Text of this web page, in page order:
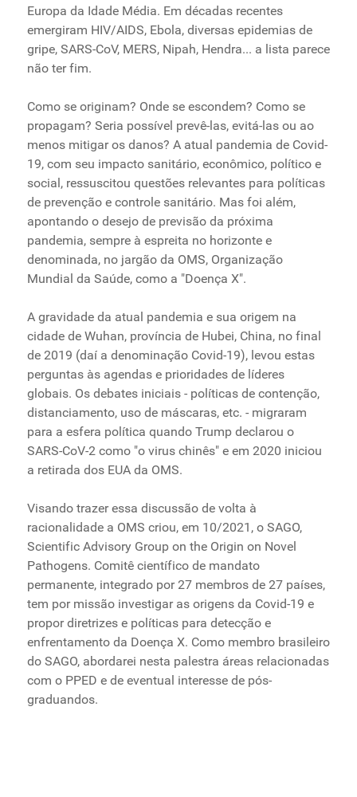
Europa da Idade Média. Em décadas recentes
emergiram HIV/AIDS, Ebola, diversas epidemias de
gripe, SARS-CoV, MERS, Nipah, Hendra... a lista parece
não ter fim.
Como se originam? Onde se escondem? Como se
propagam? Seria possível prevê-las, evitá-las ou ao
menos mitigar os danos? A atual pandemia de Covid-
19, com seu impacto sanitário, econômico, político e
social, ressuscitou questões relevantes para políticas
de prevenção e controle sanitário. Mas foi além,
apontando o desejo de previsão da próxima
pandemia, sempre à espreita no horizonte e
denominada, no jargão da OMS, Organização
Mundial da Saúde, como a "Doença X".
A gravidade da atual pandemia e sua origem na
cidade de Wuhan, província de Hubei, China, no final
de 2019 (daí a denominação Covid-19), levou estas
perguntas às agendas e prioridades de líderes
globais. Os debates iniciais - políticas de contenção,
distanciamento, uso de máscaras, etc. - migraram
para a esfera política quando Trump declarou o
SARS-CoV-2 como "o virus chinês" e em 2020 iniciou
a retirada dos EUA da OMS.
Visando trazer essa discussão de volta à
racionalidade a OMS criou, em 10/2021, o SAGO,
Scientific Advisory Group on the Origin on Novel
Pathogens. Comitê científico de mandato
permanente, integrado por 27 membros de 27 países,
tem por missão investigar as origens da Covid-19 e
propor diretrizes e políticas para detecção e
enfrentamento da Doença X. Como membro brasileiro
do SAGO, abordarei nesta palestra áreas relacionadas
com o PPED e de eventual interesse de pós-
graduandos.